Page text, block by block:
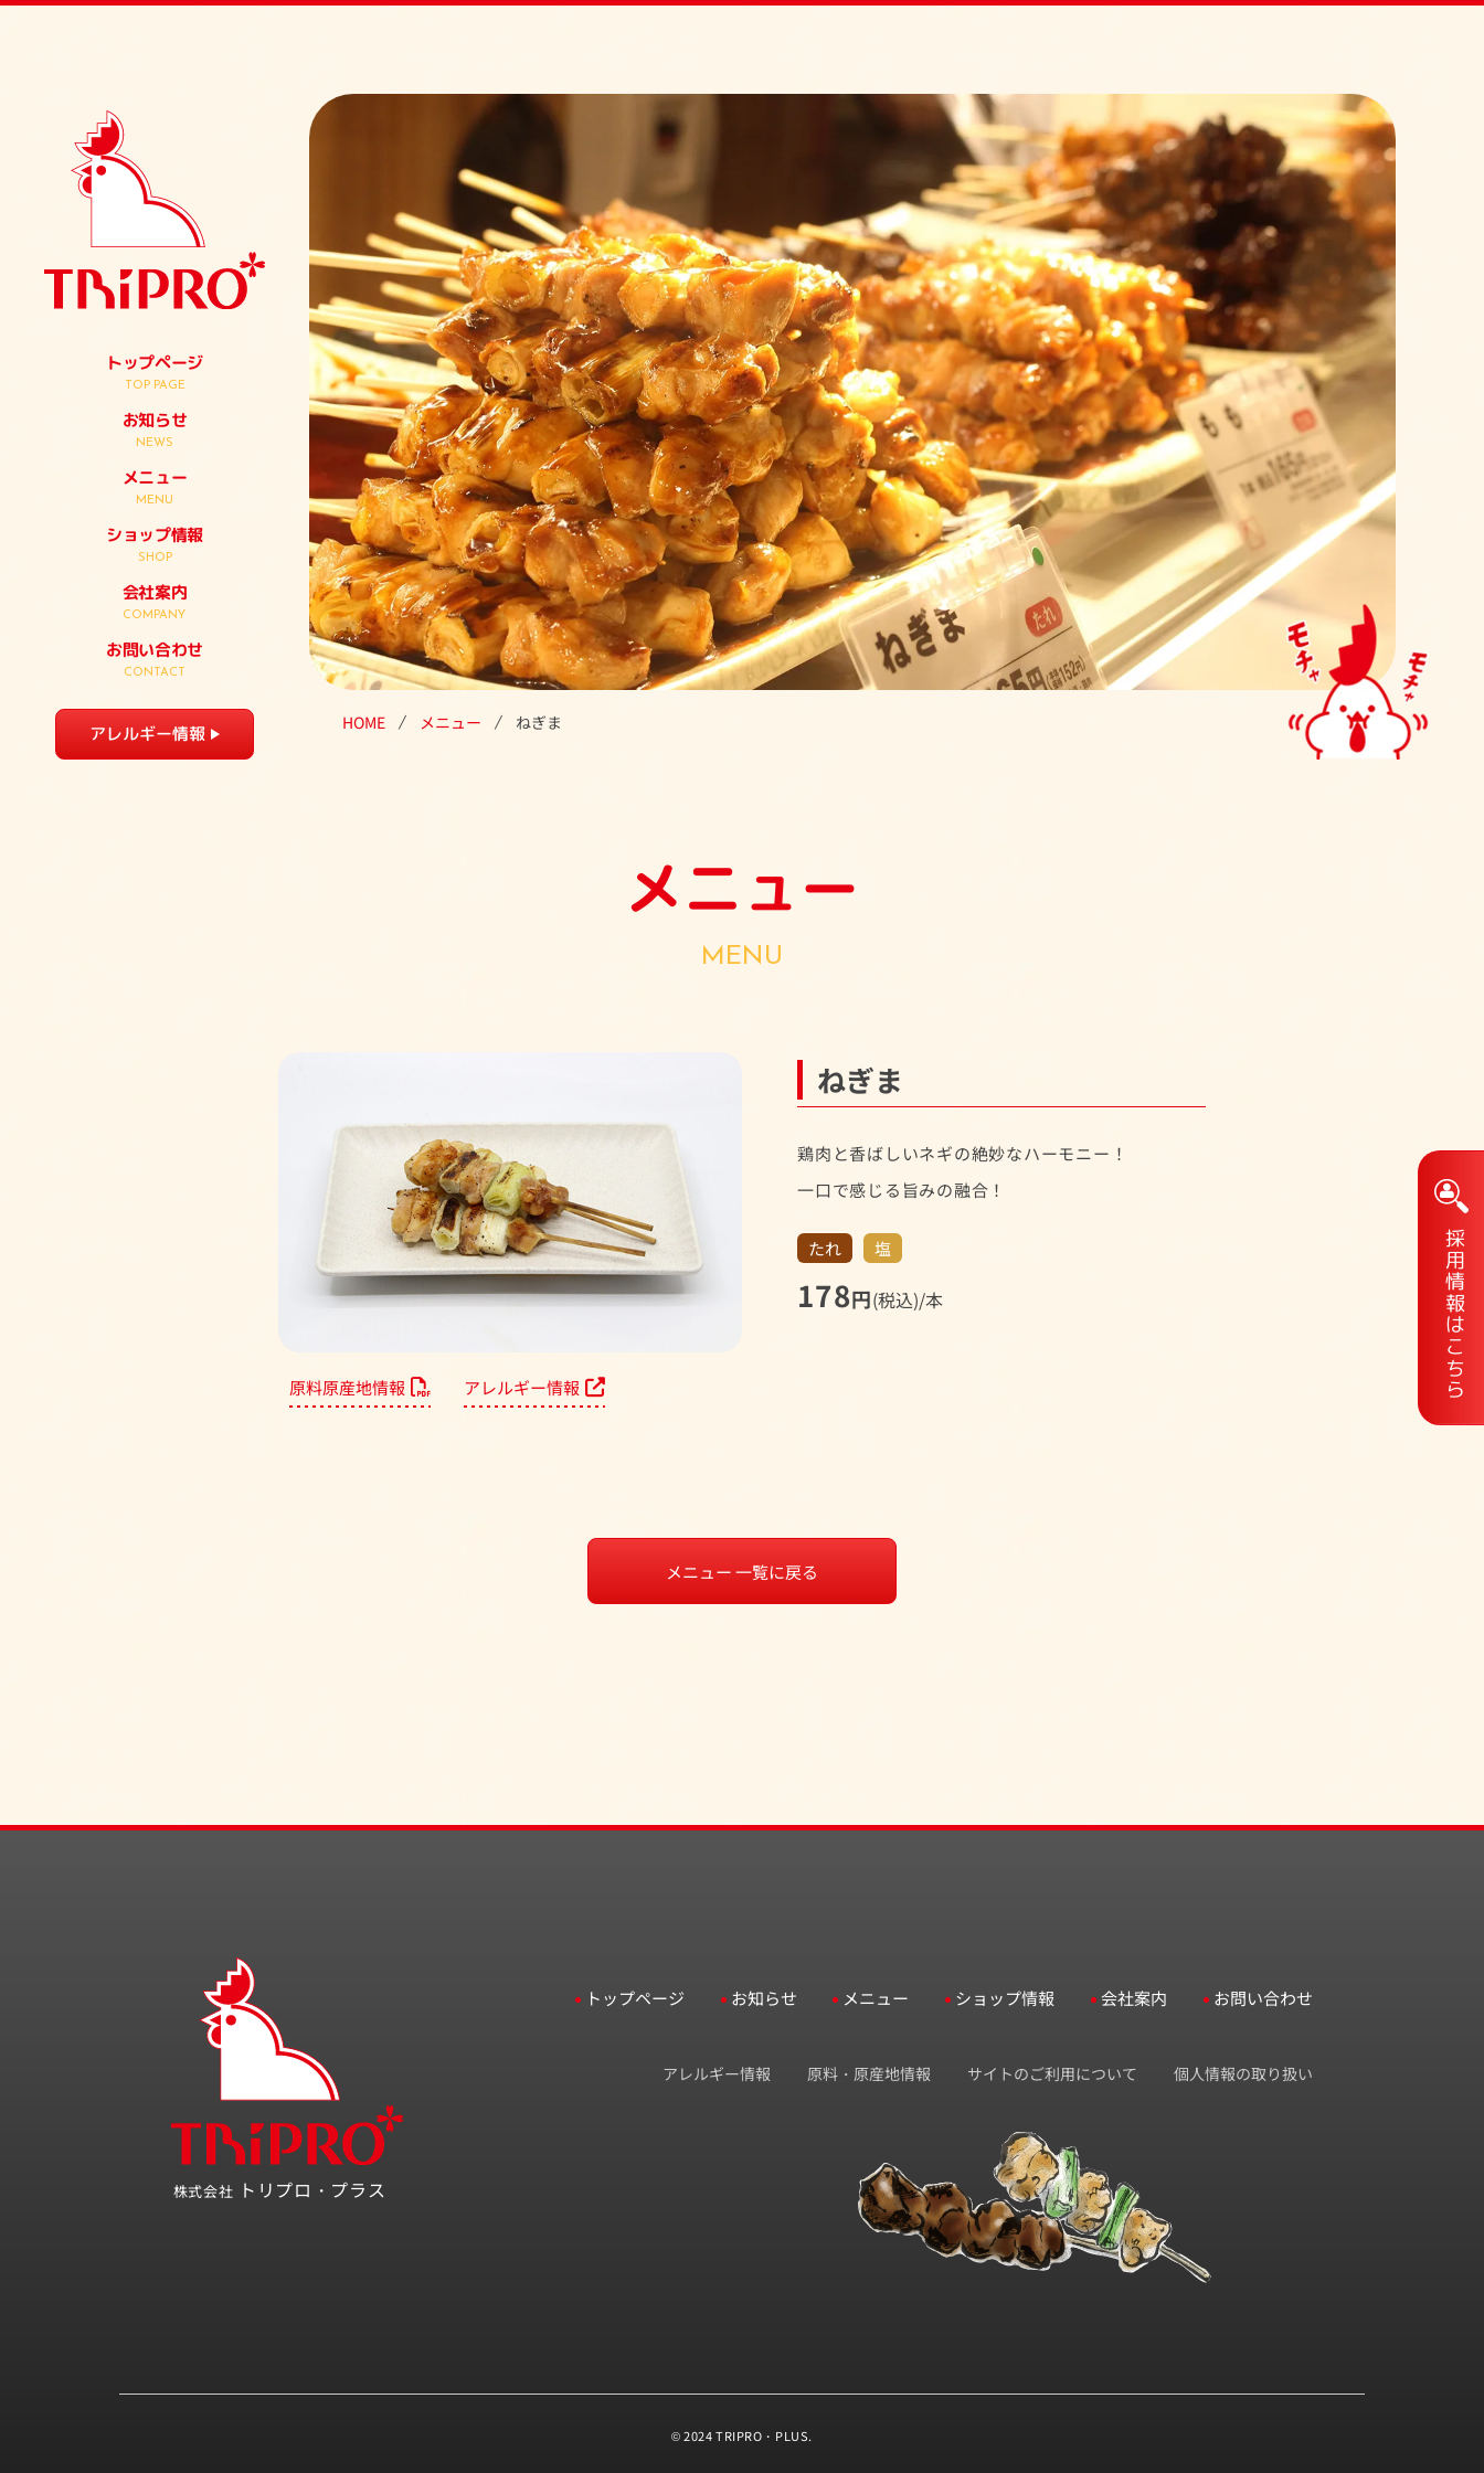
トップページ
TOP PAGE
お知らせ
NEWS
メニュー
MENU
ショップ情報
SHOP
会社案内
COMPANY
お問い合わせ
CONTACT
アレルギー情報 HOME メニュー ねぎま
メニュー
MENU
原料原産地情報 アレルギー情報
ねぎま
鶏肉と香ばしいネギの絶妙なハーモニー！
一口で感じる旨みの融合！
たれ 塩
178円(税込)/本
メニュー 一覧に戻る
株式会社 トリプロ・プラス
トップページ お知らせ メニュー ショップ情報 会社案内 お問い合わせ
アレルギー情報 原料・原産地情報 サイトのご利用について 個人情報の取り扱い
© 2024 TRIPRO・PLUS.
採用情報はこちら